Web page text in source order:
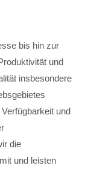
bis hin zur
und
insbesondere
und
die
und leisten